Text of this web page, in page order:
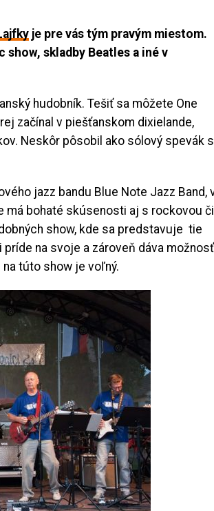
je pre vás tým pravým miestom.
show, skladby Beatles a iné v
hudobník. Tešiť sa môžete One
začínal v piešťanskom dixielande,
Neskôr pôsobil ako sólový spevák s
jazz bandu Blue Note Jazz Band,
má bohaté skúsenosti aj s rockovou či
show, kde sa predstavuje tie
na svoje a zároveň dáva možnosť
túto show je voľný.